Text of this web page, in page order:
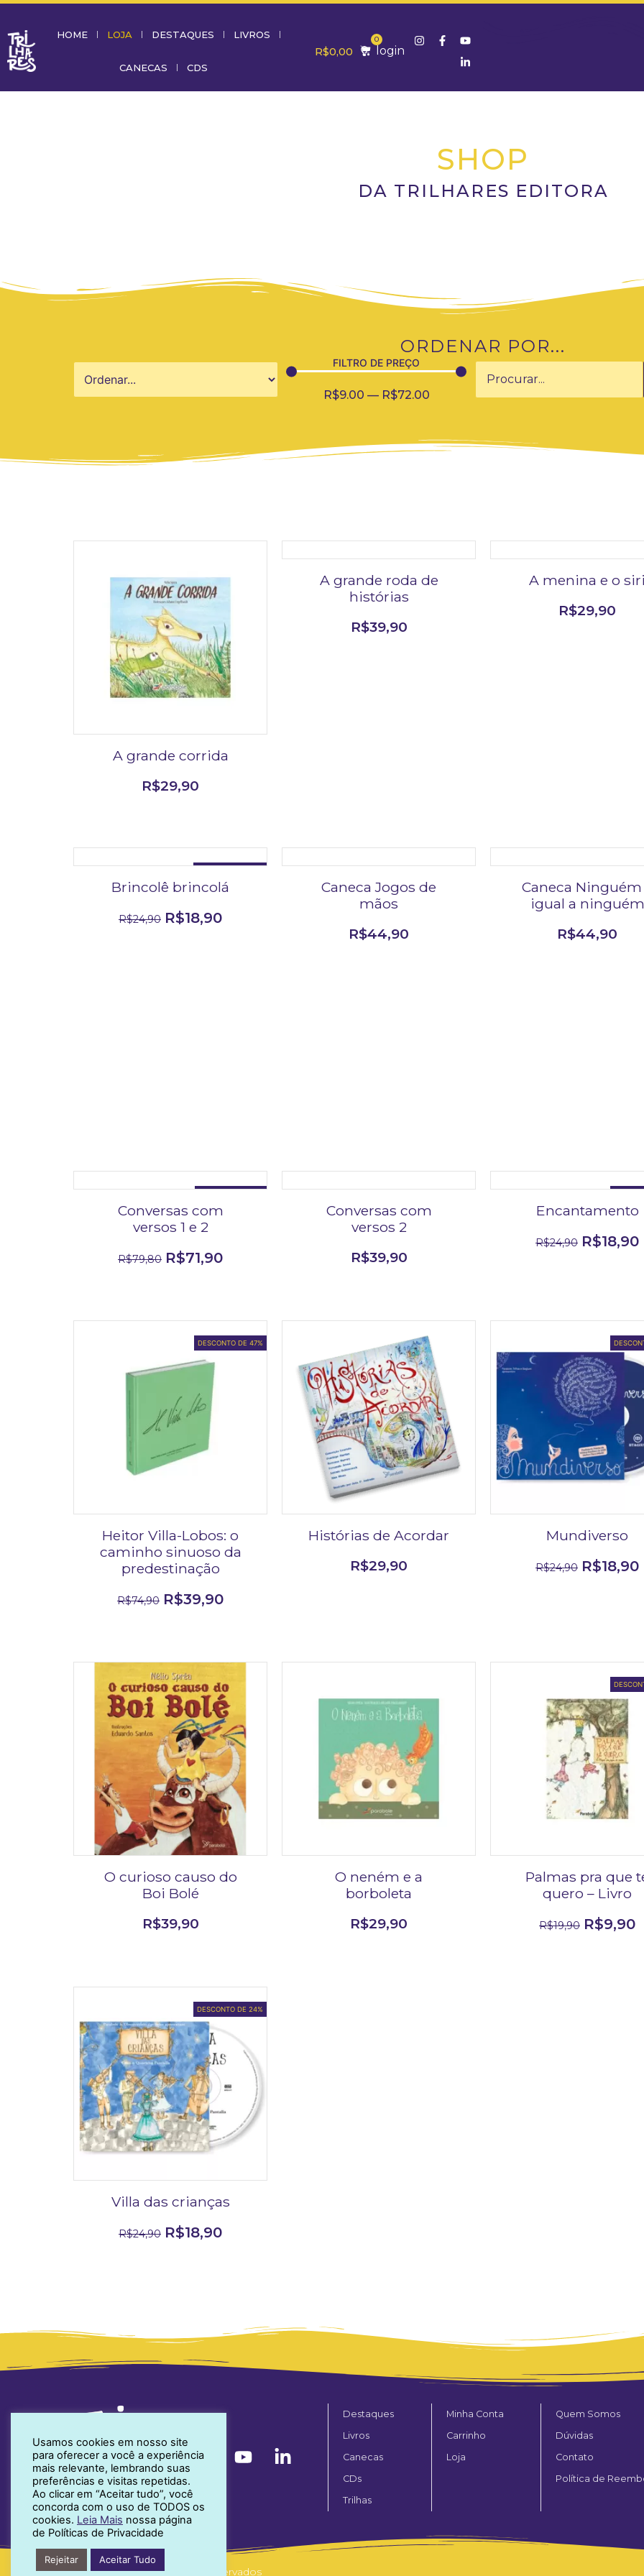
HOME LOJA DESTAQUES LIVROS
CANECAS CDS
R$0,00
0
login
SHOP
DA TRILHARES EDITORA
ORDENAR POR...
FILTRO DE PREÇO
R$9.00 — R$72.00
A grande corrida
R$29,90
A grande roda de
histórias
R$39,90
A menina e o
R$29,90
Brincolê brincolá
R$24,90 R$18,90
Caneca Jogos de
mãos
R$44,90
Caneca Ninguém
igual a ninguém
R$44,90
Conversas com
versos 1 e 2
R$79,80 R$71,90
Conversas com
versos 2
R$39,90
Encantamento
R$24,90 R$18,90
DESCONTO DE 47%
Heitor Villa-Lobos: o
caminho sinuoso da
predestinação
R$74,90 R$39,90
Histórias de Acordar
R$29,90
Mundiverso
R$24,90 R$18,90
O curioso causo do
Boi Bolé
R$39,90
O neném e a
borboleta
R$29,90
Palmas pra que
quero – Livro
R$19,90 R$9,90
DESCONTO DE 24%
Villa das crianças
R$24,90 R$18,90
Destaques
Livros
Canecas
CDs
Trilhas
Minha Conta
Carrinho
Loja
Quem Somos
Dúvidas
Contato
Política de
© 2022 Todos os direitos reservados
Usamos cookies em nosso site
para oferecer a você a experiência
mais relevante, lembrando suas
preferências e visitas repetidas.
Ao clicar em “Aceitar tudo”, você
concorda com o uso de TODOS os
cookies. Leia Mais nossa página
de Políticas de Privacidade
Rejeitar Aceitar Tudo